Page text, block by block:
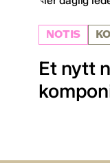
NOTIS
Et nytt